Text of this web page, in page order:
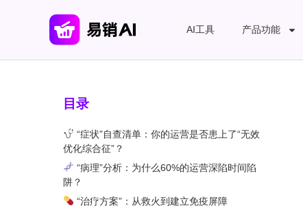
AI工具 产品功能
目录
“症状”自查清单：你的运营是否患上了“无效
优化综合征”？
“病理”分析：为什么60%的运营深陷时间陷
阱？
“治疗方案”：从救火到建立免疫屏障